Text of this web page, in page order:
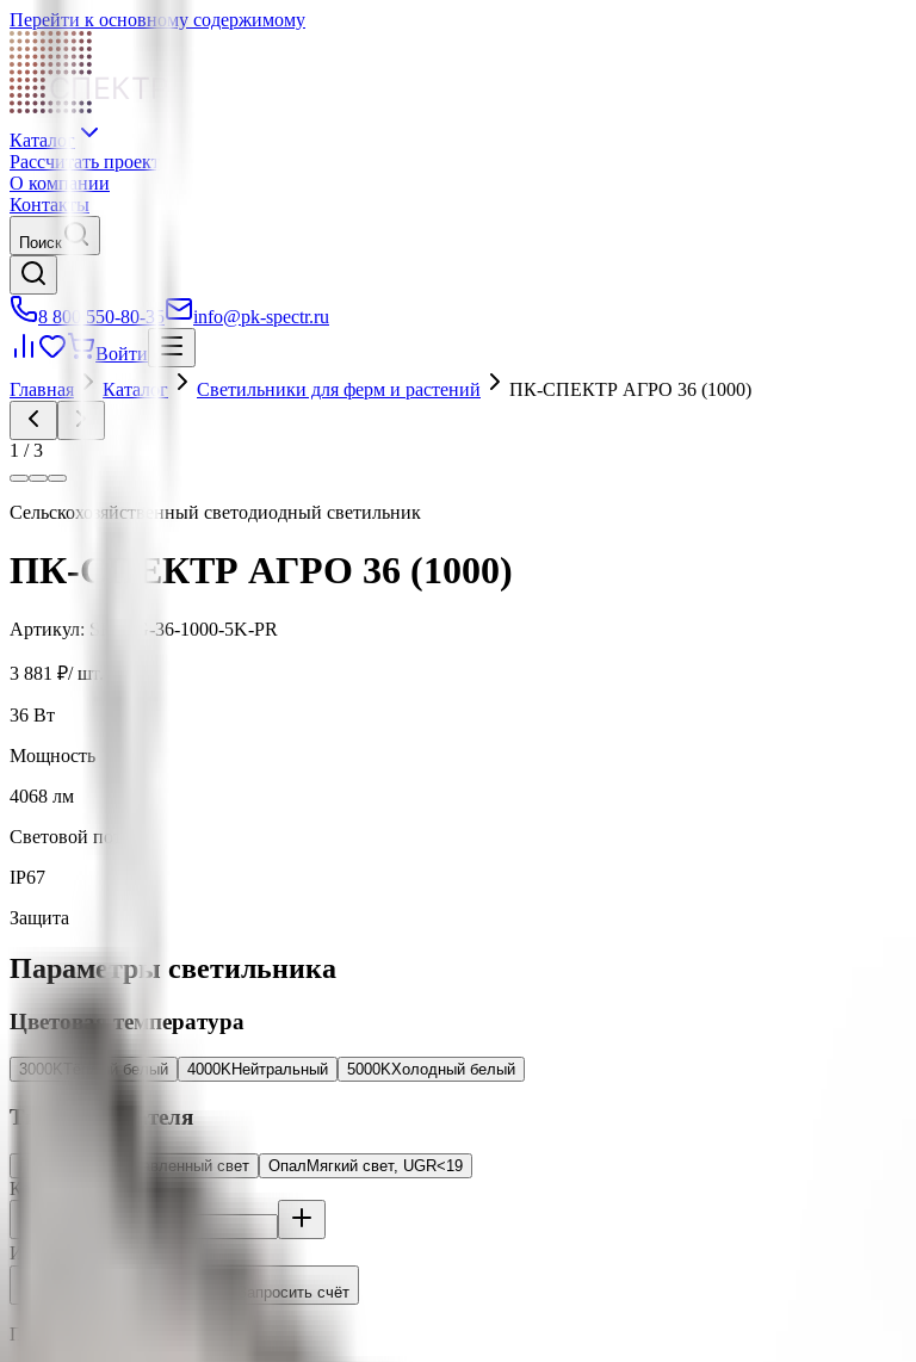
Перейти к основному содержимому
СПЕКТР
Каталог
Рассчитать проект
О компании
Контакты
Поиск
8 800 550-80-35
info@pk-spectr.ru
Войти
Главная
Каталог Светильники для ферм и растений ПК-СПЕКТР АГРО 36 (1000)
1 /3
Сельскохозяйственный светодиодный светильник
ПК-СПЕКТР АГРО 36 (1000)
Артикул: SH-AG-36-1000-5K-PR
3 881 ₽/ шт.
36 Вт
Мощность
4068 лм
Световой поток
IP67
Защита
Параметры светильника
Цветовая температура
3000K Тёплый белый 4000KНейтральный 5000KХолодный белый
Тип рассеивателя
Направленный свет Опал Мягкий свет, UGR<19
Количество
Итого:
Запросить счёт
Под заказ ~3-5 дней